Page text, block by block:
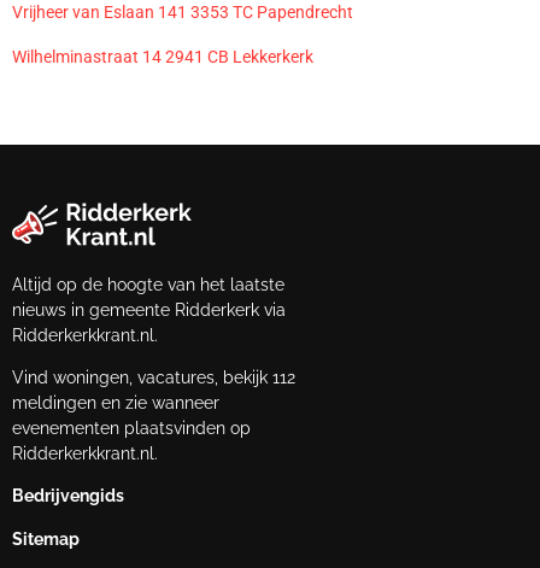
Vrijheer van Eslaan 141 3353 TC Papendrecht
Wilhelminastraat 14 2941 CB Lekkerkerk
Altijd op de hoogte van het laatste
nieuws in gemeente Ridderkerk via
Ridderkerkkrant.nl.
Vind woningen, vacatures, bekijk 112
meldingen en zie wanneer
evenementen plaatsvinden op
Ridderkerkkrant.nl.
Bedrijvengids
Sitemap